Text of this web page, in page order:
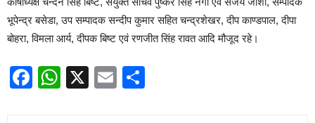
भूपेन्द्र बसेडा, उप सम्पादक सन्दीप कुमार सहित चन्द्रशेखर, दीप काण्डपाल, दीपा
बोहरा, विमला आर्य, दीपक बिष्ट एवं रणजीत सिंह रावत आदि मौजूद रहे।
Facebook
WhatsApp
X Email